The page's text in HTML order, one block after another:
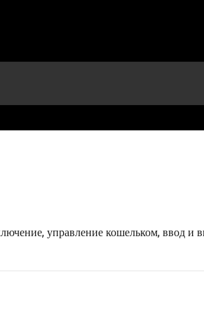
управление кошельком, ввод и